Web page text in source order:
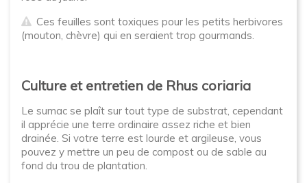
Ces feuilles sont toxiques pour les petits herbivores
(mouton, chèvre) qui en seraient trop gourmands.
Culture et entretien de Rhus coriaria
Le sumac se plaît sur tout type de substrat, cependant
il apprécie une terre ordinaire assez riche et bien
drainée. Si votre terre est lourde et argileuse, vous
pouvez y mettre un peu de compost ou de sable au
fond du trou de plantation.